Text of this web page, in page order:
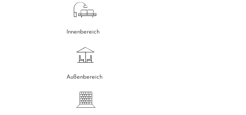
Innenbereich
Außenbereich